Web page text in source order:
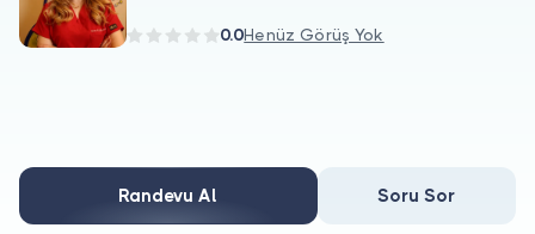
Doktorlar için
0.0Henüz Görüş Yok
Randevu Al Soru Sor